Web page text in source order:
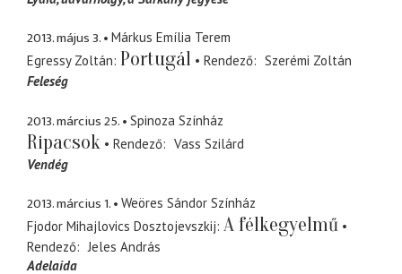
2013. május 3.
Márkus Emília Terem
Egressy Zoltán Portugál Rendező
Szerémi Zoltán
Feleség
2013. március 25. Spinoza Színház
Ripacsok Rendező
Vass Szilárd
Vendég
2013. március 1.
Weöres Sándor Színház
Fjodor Mihajlovics Dosztojevszkij A félkegyelmű
Rendező
Jeles András
Adelaida